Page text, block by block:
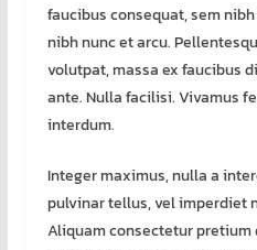
faucibus consequat, sem
nibh nunc et arcu.
volutpat, massa ex faucibus
ante. Nulla facilisi. Vivamus
interdum.
Integer maximus, nulla a
pulvinar tellus, vel imperdiet
Aliquam consectetur pretium